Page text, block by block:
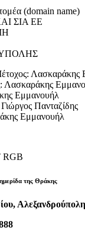
(domain name)
ΣΙΑ ΕΕ
Λασκαράκης
Εμμανουήλ
Πανταζίδης
Εμμανουήλ
της Θράκης
Αλεξανδρούπολη